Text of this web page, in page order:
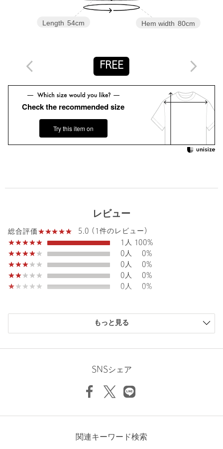
強い態度や姿勢と同時に熱狂的な執着心を象徴し、夢中になる意
欲を結び付けた表現。
※商品に「取り扱い上の注意書き」、「洗濯表示」がございます
場合は、使用前に必ずご確認ください。
※商品画像は、光の当たり具合やパソコンなどの閲覧環境によ
り、実際の色味と異なって見える場合がございます。あらかじめ
ご了承ください。
※商品の色味の目安は、商品単体の画像をご参照ください。
店舗へお問い合わせの際は、全国のATTISESSION各店舗まで下記
品名：ATT E/C LACE DOCKING TEE 品番：56171000002
商品詳細
返品 対象商品
タイプ WOMEN
サイズ FREE
本体；ポリエステル50％ コットン50％ レース部
分； 胸部分；ナイロン100％ 衿袖口；ナイロン
リウレタン6％
5617-1-000002
Hem width 80cm
Length 54cm
FREE
Check the recommended size
Try this item on
レビュー
総合評価
5.0 (1件のレビュー)
1人 100%
0人
0%
0人
0%
0人
0%
0人
0%
もっと見る
SNSシェア
関連キーワード検索